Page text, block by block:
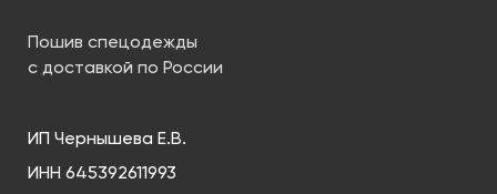
Пошив спецодежды
с доставкой по России
ИП Чернышева Е.В.
ИНН 645392611993